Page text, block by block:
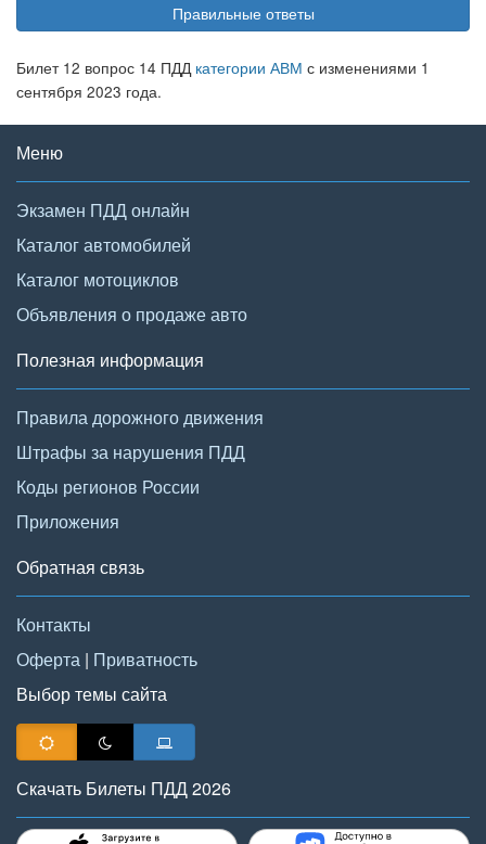
Правильные ответы
Билет 12 вопрос 14 ПДД категории АВМ с изменениями 1
сентября 2023 года.
Меню
Экзамен ПДД онлайн
Каталог автомобилей
Каталог мотоциклов
Объявления о продаже авто
Полезная информация
Правила дорожного движения
Штрафы за нарушения ПДД
Коды регионов России
Приложения
Обратная связь
Контакты
Оферта | Приватность
Выбор темы сайта
Скачать Билеты ПДД 2026